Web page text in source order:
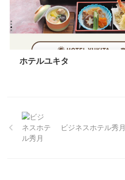
ホテルユキタ
ビジネスホテル秀月